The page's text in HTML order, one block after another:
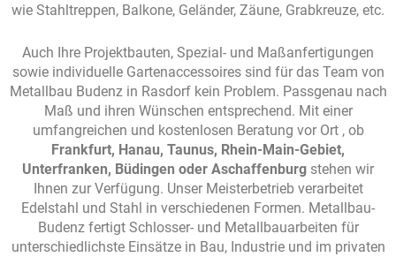
wie Stahltreppen, Balkone, Geländer, Zäune, Grabkreuze, etc.
Auch Ihre Projektbauten, Spezial- und Maßanfertigungen
sowie individuelle Gartenaccessoires sind für das Team von
Metallbau Budenz in Rasdorf kein Problem. Passgenau nach
Maß und ihren Wünschen entsprechend. Mit einer
umfangreichen und kostenlosen Beratung vor Ort , ob
Frankfurt, Hanau, Taunus, Rhein-Main-Gebiet,
Unterfranken, Büdingen oder Aschaffenburg stehen wir
Ihnen zur Verfügung. Unser Meisterbetrieb verarbeitet
Edelstahl und Stahl in verschiedenen Formen. Metallbau-
Budenz fertigt Schlosser- und Metallbauarbeiten für
unterschiedlichste Einsätze in Bau, Industrie und im privaten